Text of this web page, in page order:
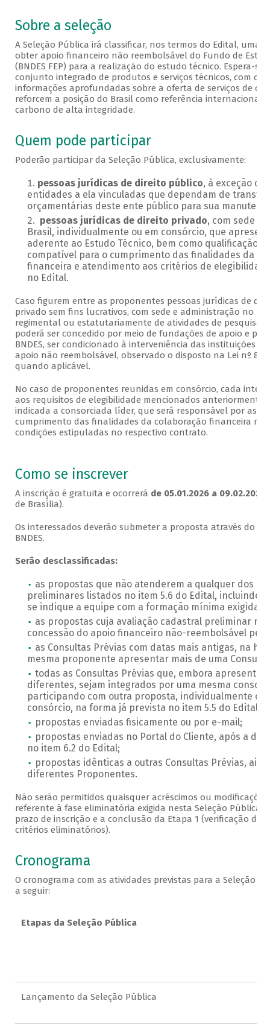
Sobre a seleção
A Seleção Pública irá classificar, nos termos do Edital, uma
obter apoio financeiro não reembolsável do Fundo de
(BNDES FEP) para a realização do estudo técnico. Espera-
conjunto integrado de produtos e serviços técnicos, com o
informações aprofundadas sobre a oferta de serviços de
reforcem a posição do Brasil como referência internacional
carbono de alta integridade.
Quem pode participar
Poderão participar da Seleção Pública, exclusivamente:
pessoas jurídicas de direito público, à exceção da
entidades a ela vinculadas que dependam de
orçamentárias deste ente público para sua
pessoas jurídicas de direito privado, com sede e
Brasil, individualmente ou em consórcio, que
aderente ao Estudo Técnico, bem como qualificação
compatível para o cumprimento das finalidades da
financeira e atendimento aos critérios de
no Edital.
Caso figurem entre as proponentes pessoas jurídicas de
privado sem fins lucrativos, com sede e administração no
regimental ou estatutariamente de atividades de pesquisa
poderá ser concedido por meio de fundações de apoio e
BNDES, ser condicionado à interveniência das instituições
apoio não reembolsável, observado o disposto na Lei nº
quando aplicável.
No caso de proponentes reunidas em consórcio, cada
aos requisitos de elegibilidade mencionados anteriormente,
indicada a consorciada líder, que será responsável por
cumprimento das finalidades da colaboração financeira
condições estipuladas no respectivo contrato.
Como se inscrever
A inscrição é gratuita e ocorrerá de 05.01.2026 a 09.02.2026
de Brasília).
Os interessados deverão submeter a proposta através do
BNDES.
Serão desclassificadas:
as propostas que não atenderem a qualquer dos
preliminares listados no item 5.6 do Edital, incluindo
se indique a equipe com a formação mínima exigida
as propostas cuja avaliação cadastral preliminar
concessão do apoio financeiro não-reembolsável pelo
as Consultas Prévias com datas mais antigas, na
mesma proponente apresentar mais de uma
todas as Consultas Prévias que, embora
diferentes, sejam integrados por uma mesma
participando com outra proposta, individualmente ou
consórcio, na forma já prevista no item 5.5 do Edital.
propostas enviadas fisicamente ou por e-mail;
propostas enviadas no Portal do Cliente, após a
no item 6.2 do Edital;
propostas idênticas a outras Consultas Prévias,
diferentes Proponentes.
Não serão permitidos quaisquer acréscimos ou
referente à fase eliminatória exigida nesta Seleção Pública,
prazo de inscrição e a conclusão da Etapa 1 (verificação do
critérios eliminatórios).
Cronograma
O cronograma com as atividades previstas para a Seleção
a seguir:
Etapas da Seleção Pública
Lançamento da Seleção Pública